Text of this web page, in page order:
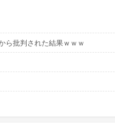
ら批判された結果ｗｗｗ